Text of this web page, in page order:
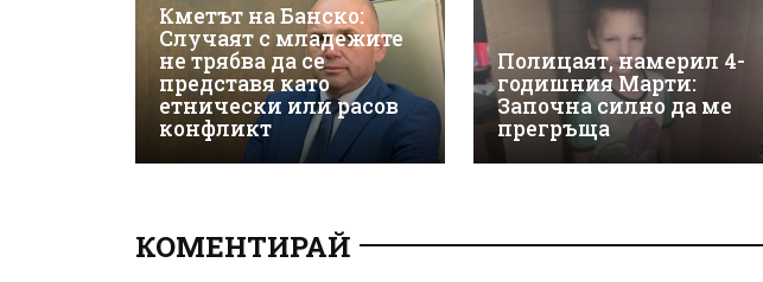
Кметът на Банско:
Случаят с младежите
не трябва да се
представя като
етнически или расов
конфликт
Полицаят, намерил 4-
годишния Марти:
Започна силно да ме
прегръща
КОМЕНТИРАЙ